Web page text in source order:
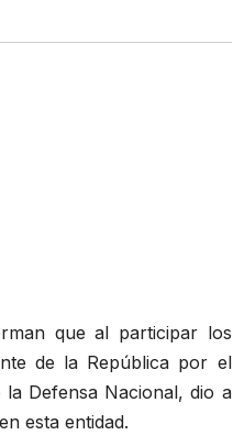
que al participar los
de la República por el
la Defensa Nacional, dio a
esta entidad.